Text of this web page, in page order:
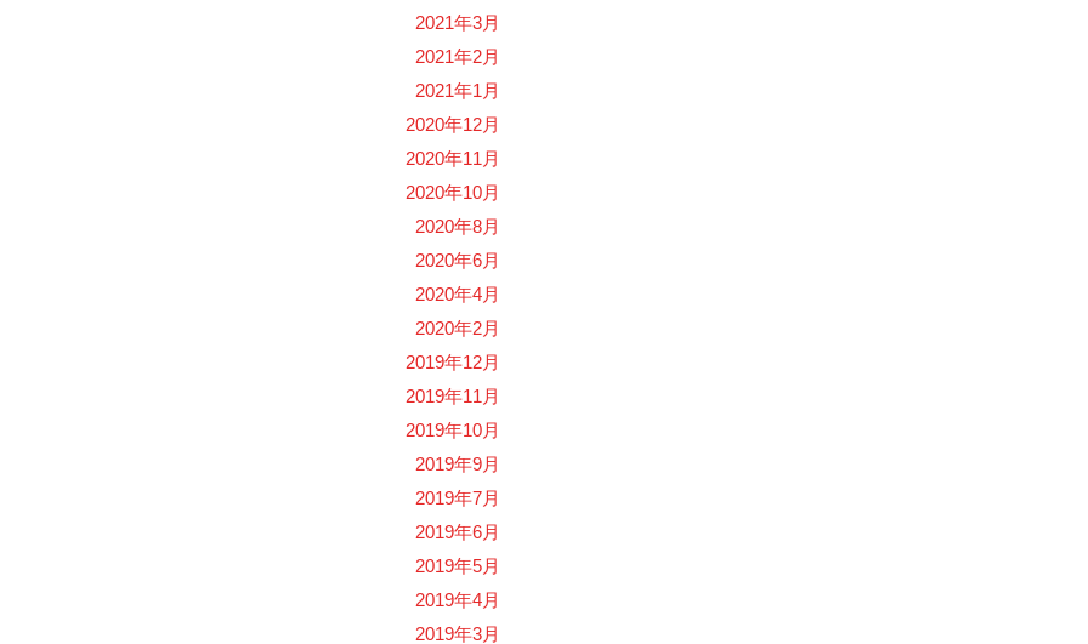
2021年3月
2021年2月
2021年1月
2020年12月
2020年11月
2020年10月
2020年8月
2020年6月
2020年4月
2020年2月
2019年12月
2019年11月
2019年10月
2019年9月
2019年7月
2019年6月
2019年5月
2019年4月
2019年3月